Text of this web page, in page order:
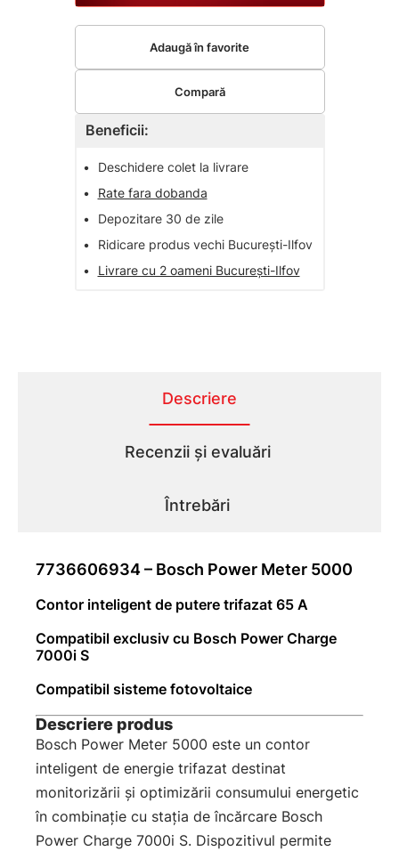
Beneficii:
•
Deschidere colet la livrare
•
Rate fara dobanda
•
Depozitare 30 de zile
•
Ridicare produs vechi București-Ilfov
•
Livrare cu 2 oameni București-Ilfov
Adaugă în favorite
Compară
Descriere
Recenzii și evaluări
Întrebări
7736606934 – Bosch Power Meter 5000
Contor inteligent de putere trifazat 65 A
Compatibil exclusiv cu Bosch Power Charge
7000i S
Compatibil sisteme fotovoltaice
Descriere produs
Bosch Power Meter 5000 este un contor
inteligent de energie trifazat destinat
monitorizării și optimizării consumului energetic
în combinație cu stația de încărcare Bosch
Power Charge 7000i S. Dispozitivul permite